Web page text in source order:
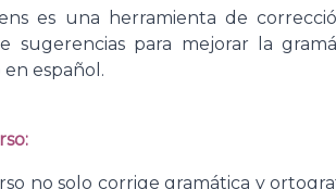
es una herramienta de
sugerencias para mejorar la
español.
no solo corrige gramática y